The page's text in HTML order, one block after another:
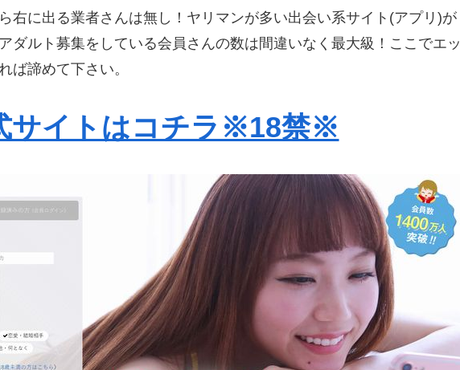
右に出る業者さんは無し！ヤリマンが多い出会い系サイト(アプリ)が
ダルト募集をしている会員さんの数は間違いなく最大級！ここでエッ
ば諦めて下さい。
サイトはコチラ※18禁※